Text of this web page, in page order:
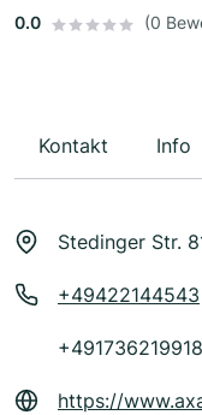
0.0 (0
Kontakt Info
Stedinger Str.
+49422144543
https://